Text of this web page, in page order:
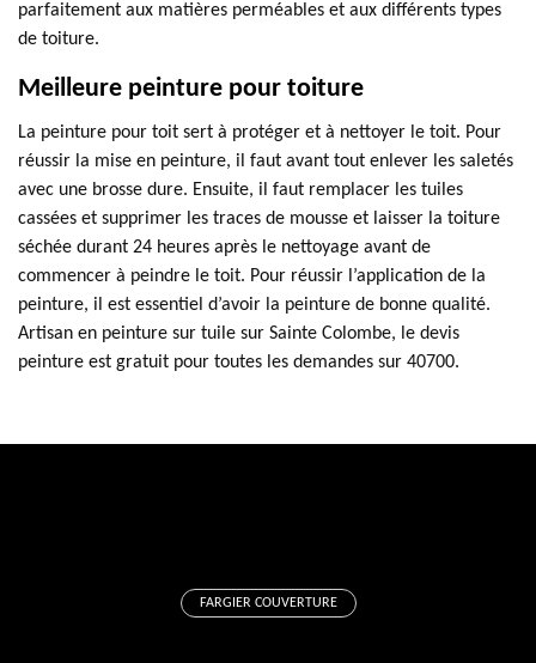
parfaitement aux matières perméables et aux différents types
de toiture.
Meilleure peinture pour toiture
La peinture pour toit sert à protéger et à nettoyer le toit. Pour
réussir la mise en peinture, il faut avant tout enlever les saletés
avec une brosse dure. Ensuite, il faut remplacer les tuiles
cassées et supprimer les traces de mousse et laisser la toiture
séchée durant 24 heures après le nettoyage avant de
commencer à peindre le toit. Pour réussir l’application de la
peinture, il est essentiel d’avoir la peinture de bonne qualité.
Artisan en peinture sur tuile sur Sainte Colombe, le devis
peinture est gratuit pour toutes les demandes sur 40700.
FARGIER COUVERTURE